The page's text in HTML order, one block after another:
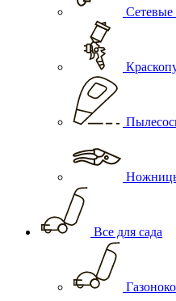
Все для сада